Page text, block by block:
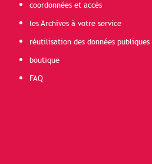
coordonnées et accès
les Archives à votre service
réutilisation des données publiques
boutique
FAQ